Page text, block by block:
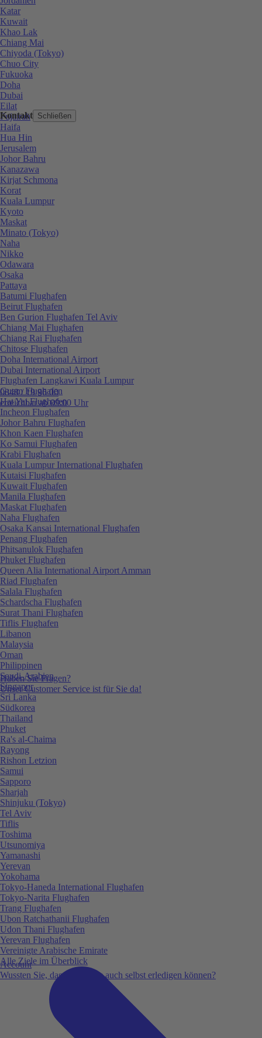
Kontakt Schließen
0848 / 19 96 00
erreichbar ab 09:00 Uhr
Haben Sie Fragen?
Unser Customer Service ist für Sie da!
Account
Wussten Sie, dass Sie vieles auch selbst erledigen können?
Katar
Kuwait
Khao Lak
Chiang Mai
Chiyoda (Tokyo)
Chuo City
Fukuoka
Doha
Dubai
Eilat
Fujairah
Haifa
Hua Hin
Jerusalem
Johor Bahru
Kanazawa
Kirjat Schmona
Korat
Kuala Lumpur
Kyoto
Maskat
Minato (Tokyo)
Naha
Nikko
Odawara
Osaka
Pattaya
Batumi Flughafen
Beirut Flughafen
Ben Gurion Flughafen Tel Aviv
Chiang Mai Flughafen
Chiang Rai Flughafen
Chitose Flughafen
Doha International Airport
Dubai International Airport
Flughafen Langkawi Kuala Lumpur
Guam Flughafen
Hat Yai Flughafen
Incheon Flughafen
Johor Bahru Flughafen
Khon Kaen Flughafen
Ko Samui Flughafen
Krabi Flughafen
Kuala Lumpur International Flughafen
Kutaisi Flughafen
Kuwait Flughafen
Manila Flughafen
Maskat Flughafen
Naha Flughafen
Osaka Kansai International Flughafen
Penang Flughafen
Phitsanulok Flughafen
Phuket Flughafen
Queen Alia International Airport Amman
Riad Flughafen
Salala Flughafen
Schardscha Flughafen
Surat Thani Flughafen
Tiflis Flughafen
Libanon
Malaysia
Oman
Philippinen
Saudi-Arabien
Singapur
Sri Lanka
Südkorea
Thailand
Phuket
Ra's al-Chaima
Rayong
Rishon Letzion
Samui
Sapporo
Sharjah
Shinjuku (Tokyo)
Tel Aviv
Tiflis
Toshima
Utsunomiya
Yamanashi
Yerevan
Yokohama
Tokyo-Haneda International Flughafen
Tokyo-Narita Flughafen
Trang Flughafen
Ubon Ratchathanii Flughafen
Udon Thani Flughafen
Yerevan Flughafen
Vereinigte Arabische Emirate
Alle Ziele im Überblick